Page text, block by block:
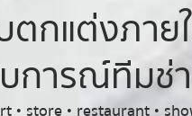
กแต่งภาย
การณ์ทีมช่